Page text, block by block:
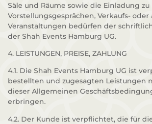
Säle und Räume sowie die Einladung zu
Vorstellungsgesprächen, Verkaufs-
Veranstaltungen bedürfen der
der Shah Events Hamburg UG.
4. LEISTUNGEN, PREISE, ZAHLUNG
4.1. Die Shah Events Hamburg UG ist
bestellten und zugesagten Leistungen
dieser Allgemeinen
erbringen.
4.2. Der Kunde ist verpflichtet, die für